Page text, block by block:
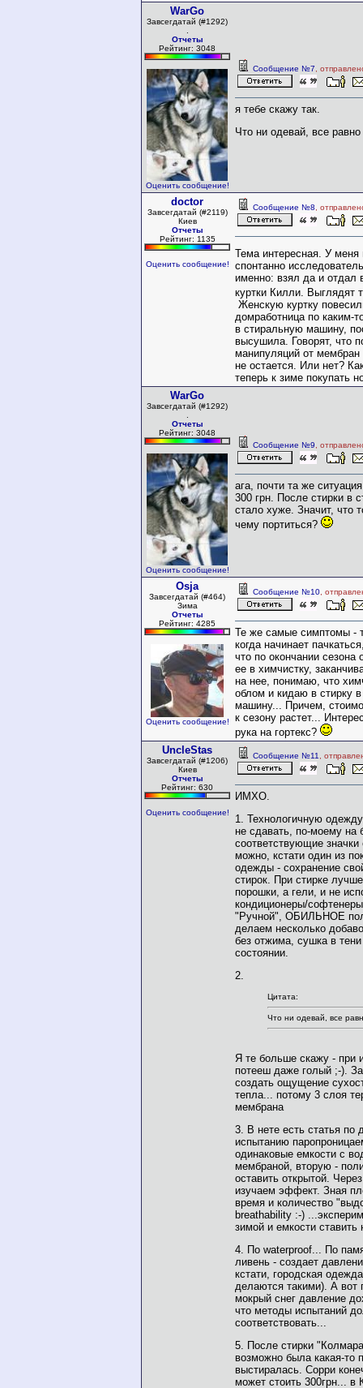
WarGo
Завсегдатай (#1292)
Отчеты
Рейтинг: 3048
Оценить сообщение!
Сообщение №7 ,
я тебе скажу так.
Что ни одевай, все
doctor
Завсегдатай (#2119)
Киев
Отчеты
Рейтинг: 1135
Оценить сообщение!
Сообщение №8 ,
Тема интересная. У меня
спонтанно
именно: взял да и отдал
куртки Килли. Выглядят
Женскую куртку
домработница по каким-
в стиральную машину,
высушила. Говорят, что
манипуляций от
не остается. Или нет?
теперь к зиме покупать
WarGo
Завсегдатай (#1292)
Отчеты
Рейтинг: 3048
Оценить сообщение!
Сообщение №9 ,
ага, почти та же
300 грн. После стирки в
стало хуже. Значит, что
чему портиться?
Osja
Завсегдатай (#464)
Зима
Отчеты
Рейтинг: 4285
Оценить сообщение!
Сообщение №10 ,
Те же самые симптомы -
когда начинает
что по окончании сезона
ее в химчистку,
на нее, понимаю, что
облом и кидаю в стирку
машину... Причем,
к сезону растет...
рука на гортекс?
UncleStas
Завсегдатай (#1206)
Киев
Отчеты
Рейтинг: 630
Оценить сообщение!
Сообщение №11 ,
ИМХО.
1. Технологичную
не сдавать, по-моему на
соответствующие значки
можно, кстати один из
одежды - сохранение
стирок. При стирке
порошки, а гели, и не
кондиционеры/
"Ручной", ОБИЛЬНОЕ
делаем несколько
без отжима, сушка в
состоянии.
2.
Цитата:
Что ни одевай, все
Я те больше скажу - при
потееш даже голый ;-).
создать ощущение
тепла... потому 3 слоя
мембрана
3. В нете есть статья по
испытанию
одинаковые емкости с
мембраной, вторую -
оставить открытой.
изучаем эффект. Зная
время и количество
breathability :-)
зимой и емкости ставить
4. По waterproof... По
ливень - создает
кстати, городская
делаются такими). А вот
мокрый снег давление
что методы испытаний
соответствовать...
5. После стирки
возможно была какая-то
выстиралась. Сорри
может стоить 300грн... в